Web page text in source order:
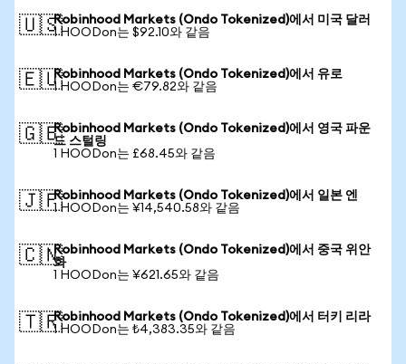
🇺🇸Robinhood Markets (Ondo Tokenized)에서 미국 달러
1 HOODon는 $92.10와 같음
🇪🇺Robinhood Markets (Ondo Tokenized)에서 유로
1 HOODon는 €79.82와 같음
🇬🇧Robinhood Markets (Ondo Tokenized)에서 영국 파운
드 스털링
1 HOODon는 £68.45와 같음
🇯🇵Robinhood Markets (Ondo Tokenized)에서 일본 엔
1 HOODon는 ¥14,540.58와 같음
🇨🇳Robinhood Markets (Ondo Tokenized)에서 중국 위안
화
1 HOODon는 ¥621.65와 같음
🇹🇷Robinhood Markets (Ondo Tokenized)에서 터키 리라
1 HOODon는 ₺4,383.35와 같음